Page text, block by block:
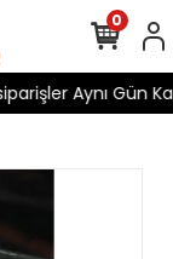
Aynı Gün
0